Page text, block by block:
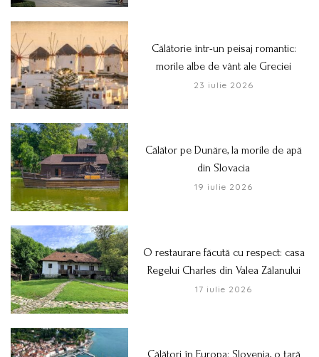
Călătorie într-un peisaj romantic:
morile albe de vânt ale Greciei
23 iulie 2026
Călător pe Dunăre, la morile de apă
din Slovacia
19 iulie 2026
O restaurare făcută cu respect: casa
Regelui Charles din Valea Zălanului
17 iulie 2026